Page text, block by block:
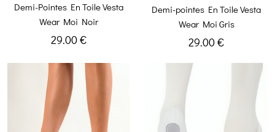
Demi-Pointes En Toile Vesta
Wear Moi Noir
29.00 €
Demi-pointes En Toile Vesta
Wear Moi Gris
29.00 €